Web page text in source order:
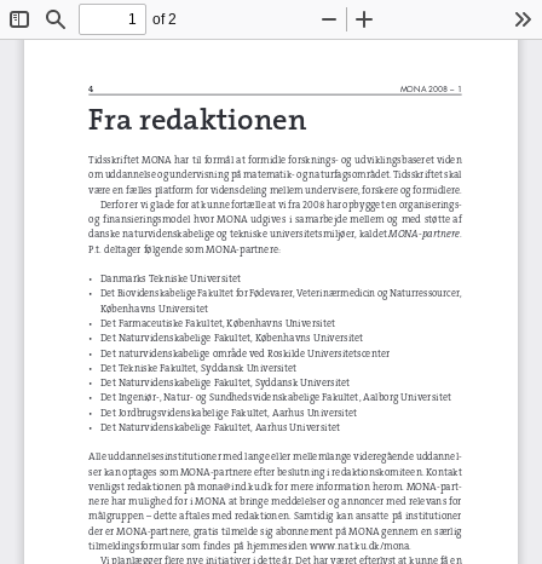
ToggleFind
of 2
Zoom
4 MONA 2008 – 1
Fra redaktionen
Tidsskriftet MONA har til formål at formidle forsknings- og udviklingsbaseret viden
om uddannelse og undervisning på matematik- og naturfagsområdet. Tidsskriftet skal
være en fælles platform for vidensdeling mellem undervisere, forskere og formidlere.
Derfor er vi glade for at kunne fortælle at vi fra 2008 har opbygget en organiserings-
og  finansieringsmodel  hvor  MONA  udgives  i  samarbejde  mellem  og  med  støtte  af
danske naturvidenskabelige og tekniske universitetsmiljøer, kaldet MONA-partnere.
P.t. deltager følgende som MONA-partnere:
Danmarks Tekniske Universitet
Det Biovidenskabelige Fakultet for Fødevarer, Veterinærmedicin og Naturressourcer,
Københavns Universitet
Det Farmaceutiske Fakultet, Københavns Universitet
Det Naturvidenskabelige Fakultet, Københavns Universitet
Det naturvidenskabelige område ved Roskilde Universitetscenter
Det Tekniske Fakultet, Syddansk Universitet
Det Naturvidenskabelige Fakultet, Syddansk Universitet
Det Ingeniør-, Natur- og Sundhedsvidenskabelige Fakultet, Aalborg Universitet
Det Jordbrugsvidenskabelige Fakultet, Aarhus Universitet
Det Naturvidenskabelige Fakultet, Aarhus Universitet
Alle uddannelsesinstitutioner med lange eller mellemlange videregående uddannel-
ser kan optages som MONA-partnere efter beslutning i redaktionskomiteen. Kontakt
venligst redaktionen på mona@ind.ku.dk for mere information herom. MONA-part-
nere har mulighed for i MONA at bringe meddelelser og annoncer med relevans for
målgruppen
– dette aftales med redaktionen. Samtidig kan ansatte på institutioner
der er MONA-partnere, gratis tilmelde sig abonnement på MONA gennem en særlig
tilmeldingsformular som findes på hjemmesiden www.nat.ku.dk/mona.
Vi planlægger flere nye initiativer i dette år. Det har været efterlyst at kunne få en